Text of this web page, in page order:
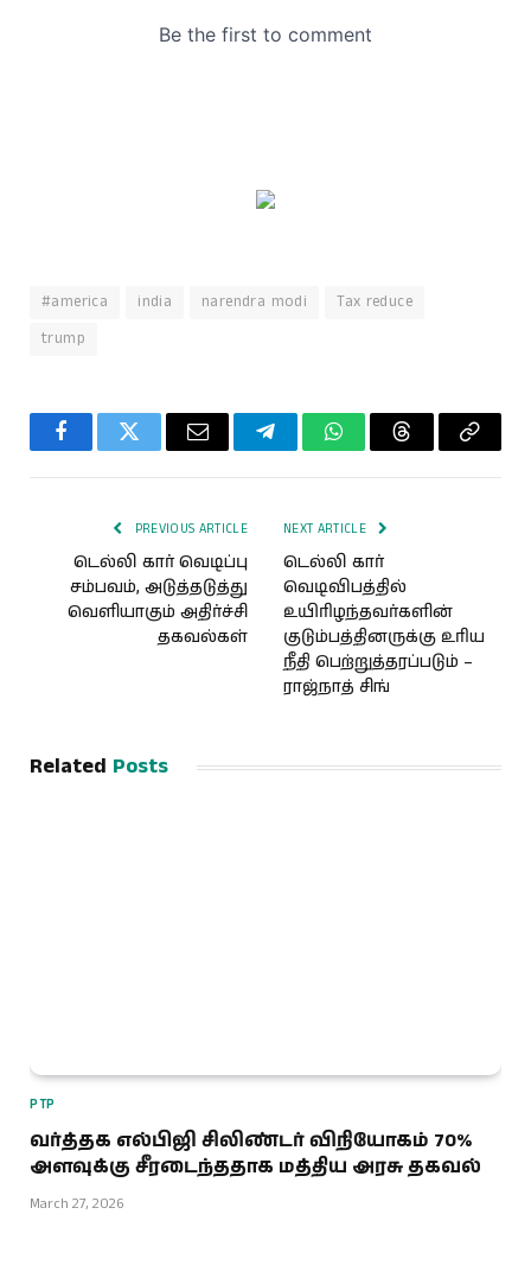
#america india narendra modi
Tax reduce
trump
FacebookTwitter Email TelegramWhatsAppThreadsCopy
PREVIOUS ARTICLE
டெல்லி கார் வெடிப்பு
சம்பவம், அடுத்தடுத்து
வெளியாகும் அதிர்ச்சி
தகவல்கள்
NEXT ARTICLE
டெல்லி கார்
வெடிவிபத்தில்
உயிரிழந்தவர்களின்
குடும்பத்தினருக்கு உரிய
நீதி பெற்றுத்தரப்படும் –
ராஜ்நாத் சிங்
Related Posts
PTP
வர்த்தக எல்பிஜி சிலிண்டர் விநியோகம் 70%
அளவுக்கு சீரடைந்ததாக மத்திய அரசு தகவல்
March 27, 2026